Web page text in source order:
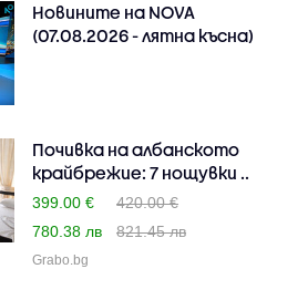
Новините на NOVA
(07.08.2026 - лятна късна)
Почивка на албанското
крайбрежие: 7 нощувки ..
399.00 €
420.00 €
780.38 лв
821.45 лв
Grabo.bg